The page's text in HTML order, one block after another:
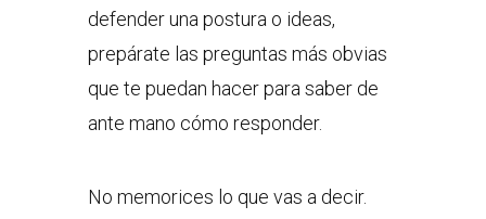
defender una postura o ideas,
prepárate las preguntas más obvias
que te puedan hacer para saber de
ante mano cómo responder.
No memorices lo que vas a decir.